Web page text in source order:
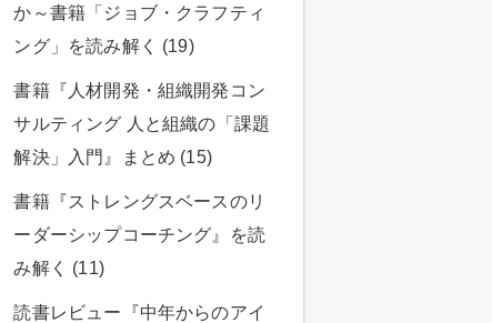
か～書籍「ジョブ・クラフティ
ング」を読み解く (19)
書籍『人材開発・組織開発コン
サルティング 人と組織の「課題
解決」入門』まとめ (15)
書籍『ストレングスベースのリ
ーダーシップコーチング』を読
み解く (11)
読書レビュー『中年からのアイ